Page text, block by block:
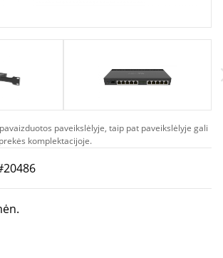
| Antenna type
| 12 month(s)
paveikslėlyje, taip pat paveikslėlyje gali
komplektacijoje.